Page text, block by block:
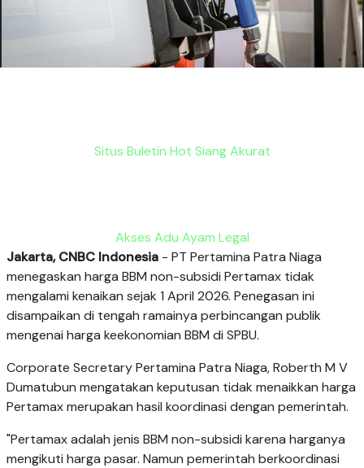
Situs Buletin Hot Siang Akurat
Akses Adu Ayam Legal
Jakarta, CNBC Indonesia - PT Pertamina Patra Niaga
menegaskan harga BBM non-subsidi Pertamax tidak
mengalami kenaikan sejak 1 April 2026. Penegasan ini
disampaikan di tengah ramainya perbincangan publik
mengenai harga keekonomian BBM di SPBU.
Corporate Secretary Pertamina Patra Niaga, Roberth M V
Dumatubun mengatakan keputusan tidak menaikkan harga
Pertamax merupakan hasil koordinasi dengan pemerintah.
"Pertamax adalah jenis BBM non-subsidi karena harganya
mengikuti harga pasar. Namun pemerintah berkoordinasi